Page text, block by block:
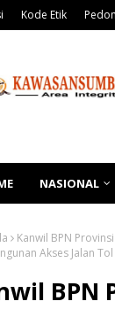
Kode Etik
NASIONAL
Kanwil BPN
Akses Jalan
BPN